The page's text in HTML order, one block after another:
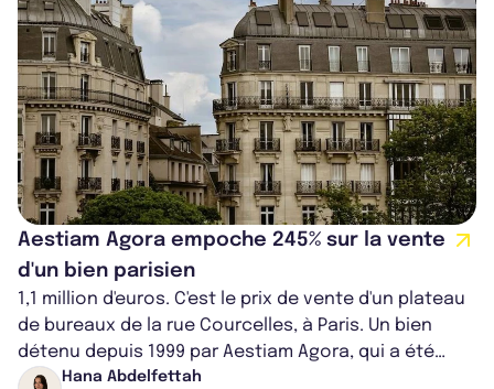
Aestiam Agora empoche 245% sur la vente
d'un bien parisien
1,1 million d'euros. C'est le prix de vente d'un plateau
de bureaux de la rue Courcelles, à Paris. Un bien
détenu depuis 1999 par Aestiam Agora, qui a été
cédé avec une plus-value...
Hana Abdelfettah